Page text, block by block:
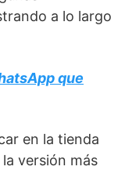
a lo largo
que
en la tienda
versión más